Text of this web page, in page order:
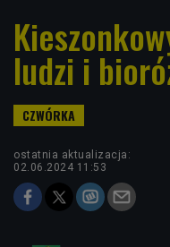
ludzi i
ostatnia aktualizacja:
02.06.2024 11:53